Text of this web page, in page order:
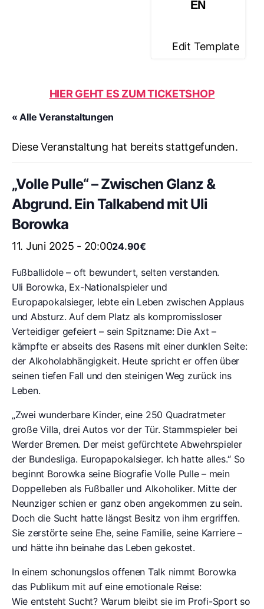
EN
Edit Template
HIER GEHT ES ZUM TICKETSHOP
« Alle Veranstaltungen
Diese Veranstaltung hat bereits stattgefunden.
„Volle Pulle“ – Zwischen Glanz &
Abgrund. Ein Talkabend mit Uli
Borowka
11. Juni 2025 - 20:0024.90€
Fußballidole – oft bewundert, selten verstanden.
Uli Borowka, Ex-Nationalspieler und
Europapokalsieger, lebte ein Leben zwischen Applaus
und Absturz. Auf dem Platz als kompromissloser
Verteidiger gefeiert – sein Spitzname: Die Axt –
kämpfte er abseits des Rasens mit einer dunklen Seite:
der Alkoholabhängigkeit. Heute spricht er offen über
seinen tiefen Fall und den steinigen Weg zurück ins
Leben.
„Zwei wunderbare Kinder, eine 250 Quadratmeter
große Villa, drei Autos vor der Tür. Stammspieler bei
Werder Bremen. Der meist gefürchtete Abwehrspieler
der Bundesliga. Europapokalsieger. Ich hatte alles.“ So
beginnt Borowka seine Biografie Volle Pulle – mein
Doppelleben als Fußballer und Alkoholiker. Mitte der
Neunziger schien er ganz oben angekommen zu sein.
Doch die Sucht hatte längst Besitz von ihm ergriffen.
Sie zerstörte seine Ehe, seine Familie, seine Karriere –
und hätte ihn beinahe das Leben gekostet.
In einem schonungslos offenen Talk nimmt Borowka
das Publikum mit auf eine emotionale Reise:
Wie entsteht Sucht? Warum bleibt sie im Profi-Sport so